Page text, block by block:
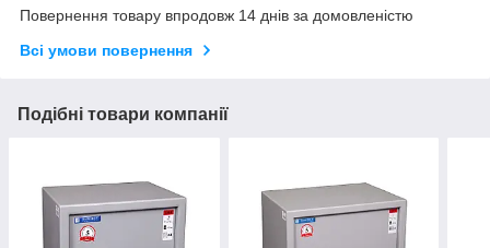
Повернення товару впродовж 14 днів за домовленістю
Всі умови повернення
Подібні товари компанії